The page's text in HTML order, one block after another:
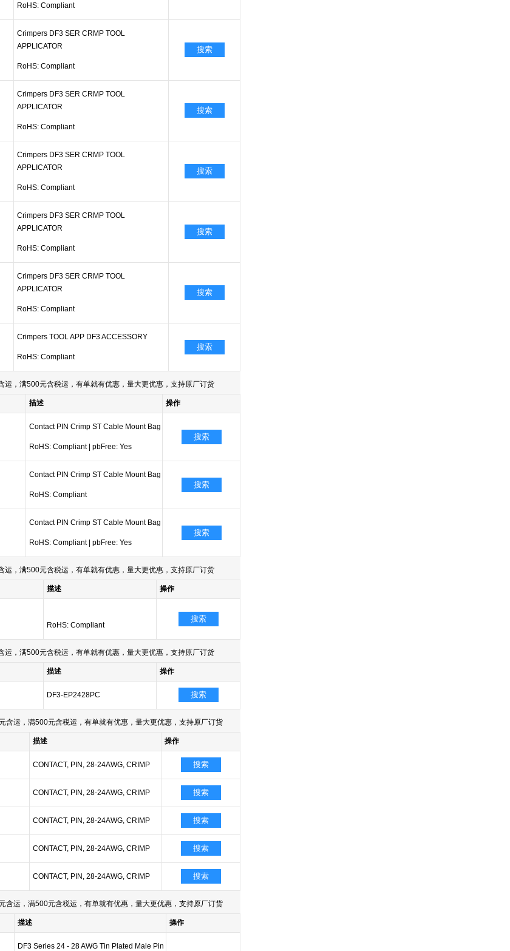
RoHS: Compliant
Crimpers DF3 SER CRMP TOOL
APPLICATOR
RoHS: Compliant
搜索
Crimpers DF3 SER CRMP TOOL
APPLICATOR
RoHS: Compliant
搜索
Crimpers DF3 SER CRMP TOOL
APPLICATOR
RoHS: Compliant
搜索
Crimpers DF3 SER CRMP TOOL
APPLICATOR
RoHS: Compliant
搜索
Crimpers DF3 SER CRMP TOOL
APPLICATOR
RoHS: Compliant
搜索
Crimpers TOOL APP DF3 ACCESSORY
RoHS: Compliant
搜索
，满500元含税运，有单就有优惠，量大更优惠，支持原厂订货
描述 操作
Contact PIN Crimp ST Cable Mount Bag
RoHS: Compliant pbFree: Yes
搜索
Contact PIN Crimp ST Cable Mount Bag
RoHS: Compliant
搜索
Contact PIN Crimp ST Cable Mount Bag
RoHS: Compliant pbFree: Yes
搜索
，满500元含税运，有单就有优惠，量大更优惠，支持原厂订货
描述 操作
RoHS: Compliant
搜索
，满500元含税运，有单就有优惠，量大更优惠，支持原厂订货
描述
操作
DF3-EP2428PC 搜索
运，满500元含税运，有单就有优惠，量大更优惠，支持原厂订货
描述
操作
CONTACT, PIN, 28-24AWG, CRIMP 搜索
CONTACT, PIN, 28-24AWG, CRIMP 搜索
CONTACT, PIN, 28-24AWG, CRIMP 搜索
CONTACT, PIN, 28-24AWG, CRIMP 搜索
CONTACT, PIN, 28-24AWG, CRIMP 搜索
运，满500元含税运，有单就有优惠，量大更优惠，支持原厂订货
描述 操作
DF3 Series 24 - 28 AWG Tin Plated Male Pin